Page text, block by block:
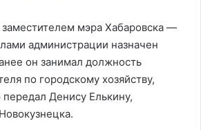
мэра Хабаровска —
администрации назначен
он занимал должность
по городскому хозяйству,
Денису Елькину,